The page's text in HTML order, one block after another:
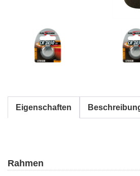
Eigenschaften
Rahmen